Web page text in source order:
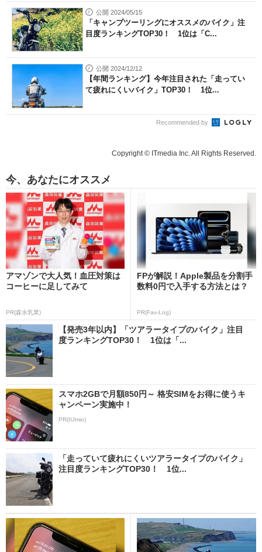
公開 2024/05/15
「キャンプツーリングにオススメのバイク」注
目度ランキングTOP30！ 1位は「C...
公開 2024/12/12
【年間ランキング】今年注目された「走ってい
て疲れにくいバイク」TOP30！ 1位...
Recommended by
Copyright © ITmedia Inc. All Rights Reserved.
今、あなたにオススメ
アマゾンで大人気！血圧対策は
コーヒーに足してみて
PR(森永乳業)
FPが解説！Apple製品を分割手
数料0円で入手する方法とは？
PR(Fav-Log)
【発売3年以内】「ツアラータイプのバイク」注目
度ランキングTOP30！ 1位は「...
スマホ2GBで月額850円～ 格安SIMをお得に使うキ
ャンペーン実施中！
PR(IIJmio)
「走っていて疲れにくいツアラータイプのバイク」
注目度ランキングTOP30！ 1位...